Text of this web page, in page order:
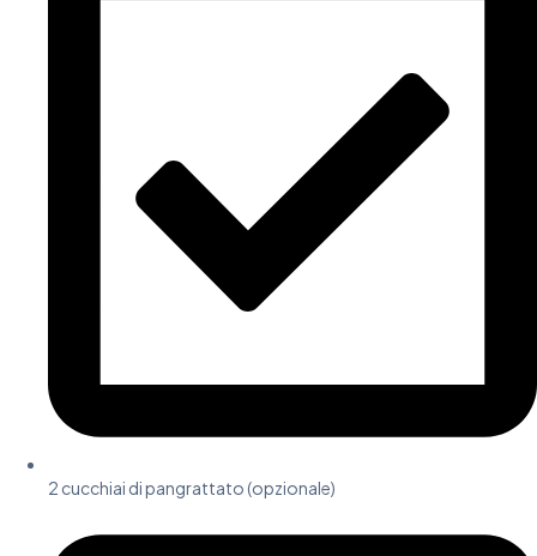
2 cucchiai di pangrattato (opzionale)